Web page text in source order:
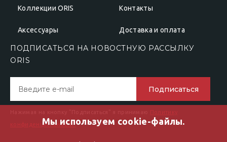
Коллекции ORIS
Аксессуары
Контакты
Доставка и оплата
ПОДПИСАТЬСЯ НА НОВОСТНУЮ РАССЫЛКУ
ОRIS
Подписаться
Нажимая на кнопку "Подписаться" я принимаю
Политику
конфиденциальности"Мы используем cookie-файлы.